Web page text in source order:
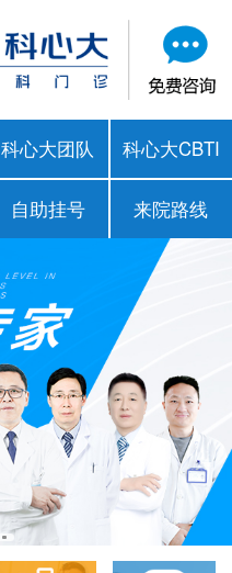
科心大团队 科心大CBTI
自助挂号 来院路线